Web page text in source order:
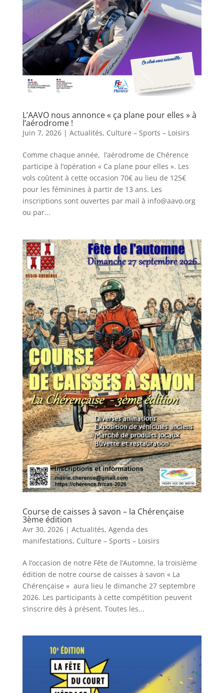
L’AAVO nous annonce « ça plane pour elles » à
l’aérodrome !
Juin 7, 2026| Actualités, Culture – Sports – Loisirs
Comme chaque année, l’aérodrome de Chérence
participe à l’opération « Ca plane pour elles ». Les
vols coûtent à cette occasion 70€ au lieu de 125€
pour les féminines à partir de 13 ans. Les
inscriptions sont ouvertes par mail à info@aavo.org
ou par...
Course de caisses à savon – la Chérençaise
3ème édition
Avr 30, 2026| Actualités, Agenda des
manifestations, Culture – Sports – Loisirs
A l’occasion de notre Fête de l’Automne, la troisième
édition de notre course de caisses à savon « La
Chérençaise » aura lieu le dimanche 27 septembre
2026. Les participants à cette compétition peuvent
s’inscrire dès à présent. Toutes les...